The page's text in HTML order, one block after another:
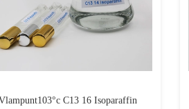
C13 16 Isoparaffin